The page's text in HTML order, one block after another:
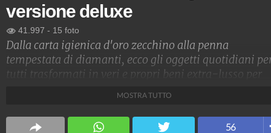
versione deluxe
41.997 - 15 foto
Dalla carta igienica d'oro zecchino alla penna
tempestata di diamanti, ecco gli oggetti quotidiani
tutti trasformati in veri e propri beni extra-lusso per
Design Fanpage
70.430.960 349 video 13.554 foto
MOSTRA TUTTO
56